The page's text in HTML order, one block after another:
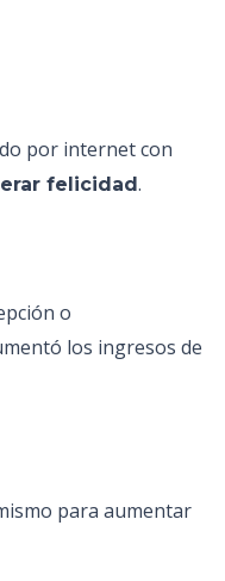
por internet con
felicidad.
o
los ingresos de
para aumentar